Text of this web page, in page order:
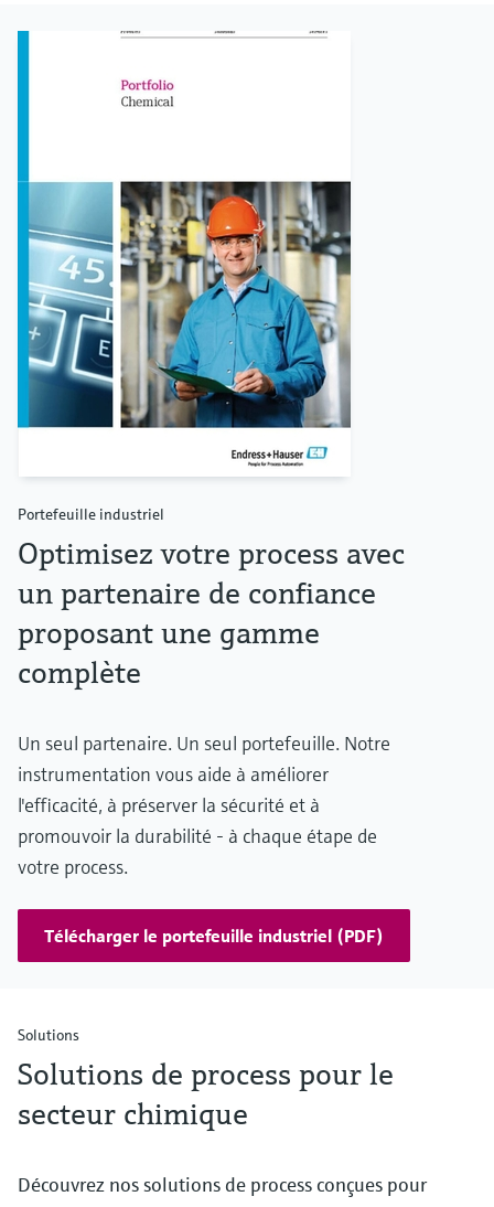
Portefeuille industriel
Optimisez votre process avec
un partenaire de confiance
proposant une gamme
complète
Un seul partenaire. Un seul portefeuille. Notre
instrumentation vous aide à améliorer
l'efficacité, à préserver la sécurité et à
promouvoir la durabilité - à chaque étape de
votre process.
Télécharger le portefeuille industriel (PDF)
Solutions
Solutions de process pour le
secteur chimique
Découvrez nos solutions de process conçues pour